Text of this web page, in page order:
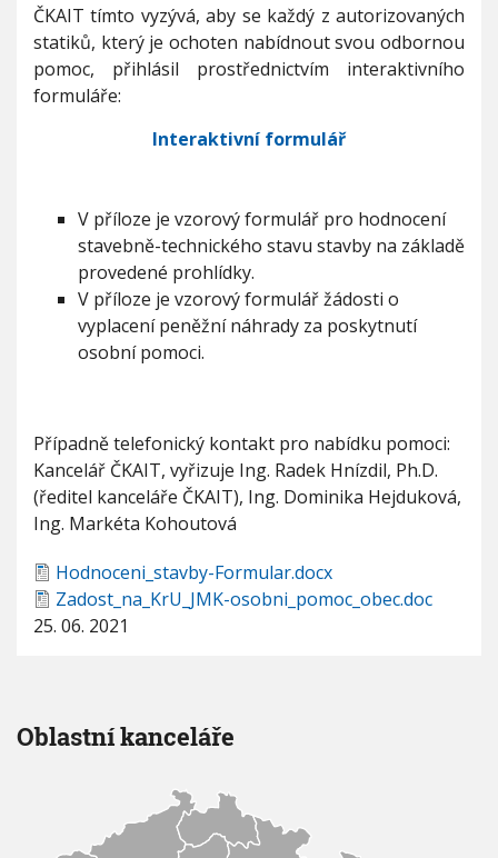
y
n
a
p
o
ČKAIT tímto vyzývá, aby se každý z autorizovaných
statiků, který je ochoten nabídnout svou odbornou
pomoc, přihlásil prostřednictvím interaktivního
formuláře:
Interaktivní formulář
V příloze je vzorový formulář pro hodnocení
stavebně-technického stavu stavby na základě
provedené prohlídky.
V příloze je vzorový formulář žádosti o
vyplacení peněžní náhrady za poskytnutí
osobní pomoci.
Případně telefonický kontakt pro nabídku pomoci:
Kancelář ČKAIT, vyřizuje Ing. Radek Hnízdil, Ph.D.
(ředitel kanceláře ČKAIT), Ing. Dominika Hejduková,
Ing. Markéta Kohoutová
Hodnoceni_stavby-Formular.docx
Zadost_na_KrU_JMK-osobni_pomoc_obec.doc
25. 06. 2021
Oblastní kanceláře